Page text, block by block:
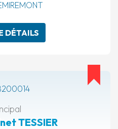
DÉTAILS
TESSIER